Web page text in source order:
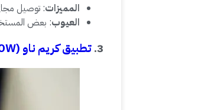
المميزات: توصيل
العيوب: بعض
3. تطبيق كريم ناو (Careem NOW)